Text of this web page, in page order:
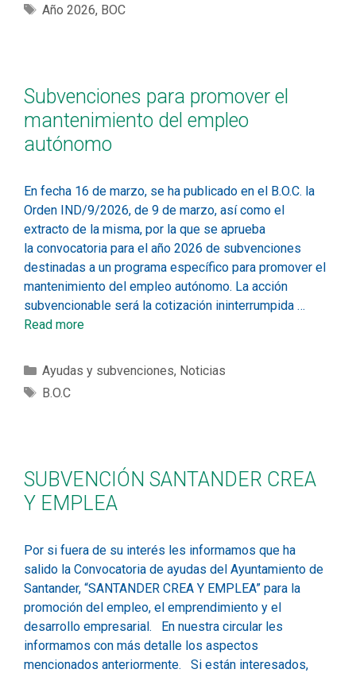
Año 2026, BOC
Subvenciones para promover el
mantenimiento del empleo
autónomo
En fecha 16 de marzo, se ha publicado en el B.O.C. la
Orden IND/9/2026, de 9 de marzo, así como el
extracto de la misma, por la que se aprueba
la convocatoria para el año 2026 de subvenciones
destinadas a un programa específico para promover el
mantenimiento del empleo autónomo. La acción
subvencionable será la cotización ininterrumpida …
Read more
Ayudas y subvenciones, Noticias
B.O.C
SUBVENCIÓN SANTANDER CREA
Y EMPLEA
Por si fuera de su interés les informamos que ha
salido la Convocatoria de ayudas del Ayuntamiento de
Santander, “SANTANDER CREA Y EMPLEA” para la
promoción del empleo, el emprendimiento y el
desarrollo empresarial. En nuestra circular les
informamos con más detalle los aspectos
mencionados anteriormente. Si están interesados,